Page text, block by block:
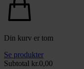
Din kurv er tom
Se produkter
Subtotal kr.0,00